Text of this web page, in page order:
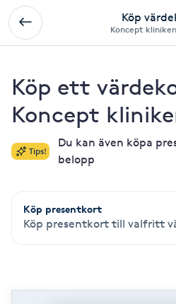
Köp
Koncept
Köp ett
Koncept
Tips!
Du kan även köpa
belopp
Köp presentkort
Köp presentkort till valfritt